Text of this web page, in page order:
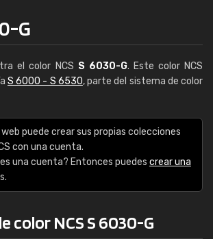
G
el color NCS S 6030-G. Este color NCS
S 6000 - S 6530, parte del sistema de color
puede crear sus propias colecciones
con una cuenta.
una cuenta? Entonces puedes crear una
color NCS S 6030-G